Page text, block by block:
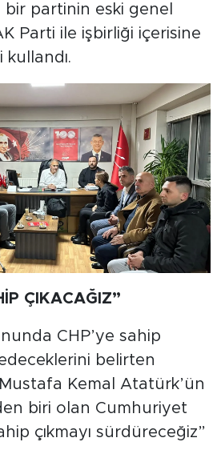
partinin eski genel
Parti ile işbirliği içerisine
ÇIKACAĞIZ”
CHP’ye sahip
belirten
Mustafa Kemal Atatürk’ün
biri olan Cumhuriyet
çıkmayı sürdüreceğiz”